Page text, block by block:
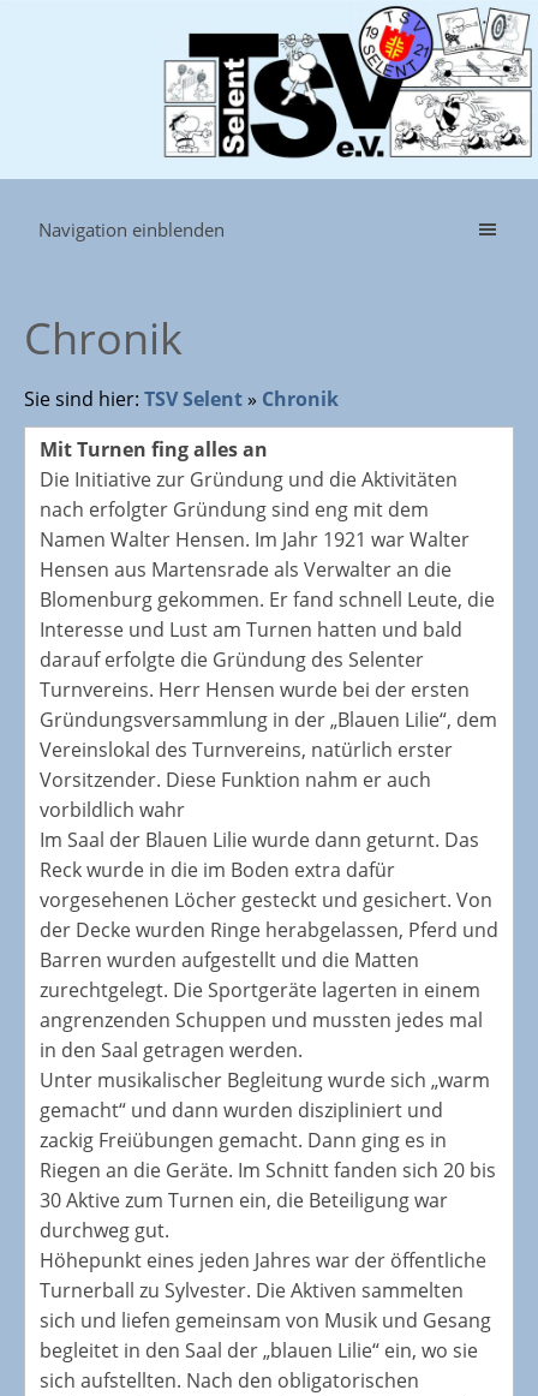
Navigation einblenden
Chronik
Sie sind hier: TSV Selent» Chronik
Mit Turnen fing alles an
Die Initiative zur Gründung und die Aktivitäten
nach erfolgter Gründung sind eng mit dem
Namen Walter Hensen. Im Jahr 1921 war Walter
Hensen aus Martensrade als Verwalter an die
Blomenburg gekommen. Er fand schnell Leute, die
Interesse und Lust am Turnen hatten und bald
darauf erfolgte die Gründung des Selenter
Turnvereins. Herr Hensen wurde bei der ersten
Gründungsversammlung in der „Blauen Lilie“, dem
Vereinslokal des Turnvereins, natürlich erster
Vorsitzender. Diese Funktion nahm er auch
vorbildlich wahr
Im Saal der Blauen Lilie wurde dann geturnt. Das
Reck wurde in die im Boden extra dafür
vorgesehenen Löcher gesteckt und gesichert. Von
der Decke wurden Ringe herabgelassen, Pferd und
Barren wurden aufgestellt und die Matten
zurechtgelegt. Die Sportgeräte lagerten in einem
angrenzenden Schuppen und mussten jedes mal
in den Saal getragen werden.
Unter musikalischer Begleitung wurde sich „warm
gemacht“ und dann wurden diszipliniert und
zackig Freiübungen gemacht. Dann ging es in
Riegen an die Geräte. Im Schnitt fanden sich 20 bis
30 Aktive zum Turnen ein, die Beteiligung war
durchweg gut.
Höhepunkt eines jeden Jahres war der öffentliche
Turnerball zu Sylvester. Die Aktiven sammelten
sich und liefen gemeinsam von Musik und Gesang
begleitet in den Saal der „blauen Lilie“ ein, wo sie
sich aufstellten. Nach den obligatorischen